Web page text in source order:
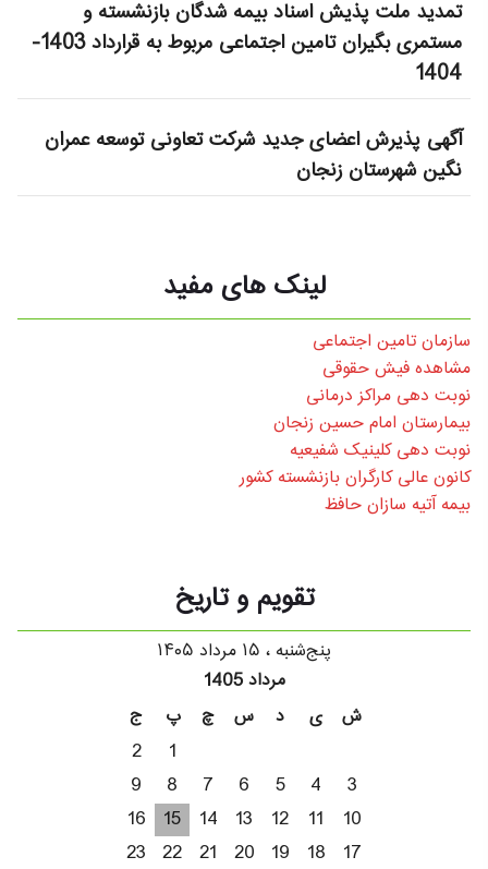
تمدید ملت پذیش اسناد بیمه شدگان بازنشسته و
مستمری بگیران تامین اجتماعی مربوط به قرارداد 1403-
1404
آگهی پذیرش اعضای جدید شرکت تعاونی توسعه عمران
نگین شهرستان زنجان
لینک های مفید
سازمان تامین اجتماعی
مشاهده فیش حقوقی
نوبت دهی مراکز درمانی
بیمارستان امام حسین زنجان
نوبت دهی کلینیک شفیعیه
کانون عالی کارگران بازنشسته کشور
بیمه آتیه سازان حافظ
تقویم و تاریخ
پنج‌شنبه ، ۱۵ مرداد ۱۴۰۵
مرداد 1405
ج
پ چ س د ی
ش
2
1
9
8 7 6 5 4
3
16
15 14 13 12 11
10
23 22 21 20 19 18
17